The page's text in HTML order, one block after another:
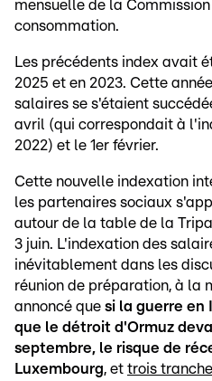
mensuelle de la
consommation.
Les précédents index avait
2025 et en 2023. Cette
salaires se s'étaient
avril (qui correspondait à
2022) et le 1er février.
Cette nouvelle indexation
les partenaires sociaux
autour de la table de la
3 juin. L'indexation des
inévitablement dans les
réunion de préparation, à la
annoncé que si la guerre en
que le détroit d'Ormuz
septembre, le risque de
Luxembourg, et trois